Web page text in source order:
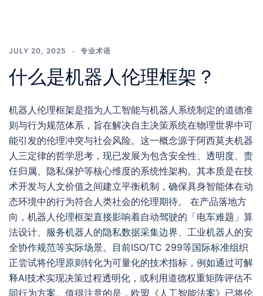
JULY 20, 2025 专业术语
什么是机器人伦理框架？
机器人伦理框架是指为人工智能与机器人系统制定的道德准
则与行为规范体系，旨在解决自主决策系统在物理世界中可
能引发的伦理冲突与社会风险。这一概念源于阿西莫夫机器
人三定律的哲学思考，现已发展为包含安全性、透明度、责
任归属、隐私保护等核心维度的系统性架构。其本质是在技
术开发与人文价值之间建立平衡机制，确保具身智能体在动
态环境中的行为符合人类社会的伦理期待。 在产品落地方
向，机器人伦理框架直接影响着自动驾驶的「电车难题」算
法设计、服务机器人的隐私数据采集边界、工业机器人的安
全协作规范等实际场景。目前ISO/TC 299等国际标准组织
正尝试将伦理原则转化为可量化的技术指标，例如通过可解
释AI技术实现决策过程透明化，或利用道德权重矩阵评估不
同行为方案。值得注意的是，欧盟《人工智能法案》已将伦